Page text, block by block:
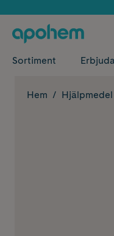
Sortiment
Hem